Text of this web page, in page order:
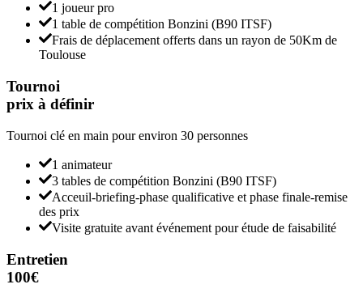
1 joueur pro
1 table de compétition Bonzini (B90 ITSF)
Frais de déplacement offerts dans un rayon de 50Km de
Toulouse
Tournoi
prix à définir
Tournoi clé en main pour environ 30 personnes
1 animateur
3 tables de compétition Bonzini (B90 ITSF)
Acceuil-briefing-phase qualificative et phase finale-remise
des prix
Visite gratuite avant événement pour étude de faisabilité
Entretien
100€